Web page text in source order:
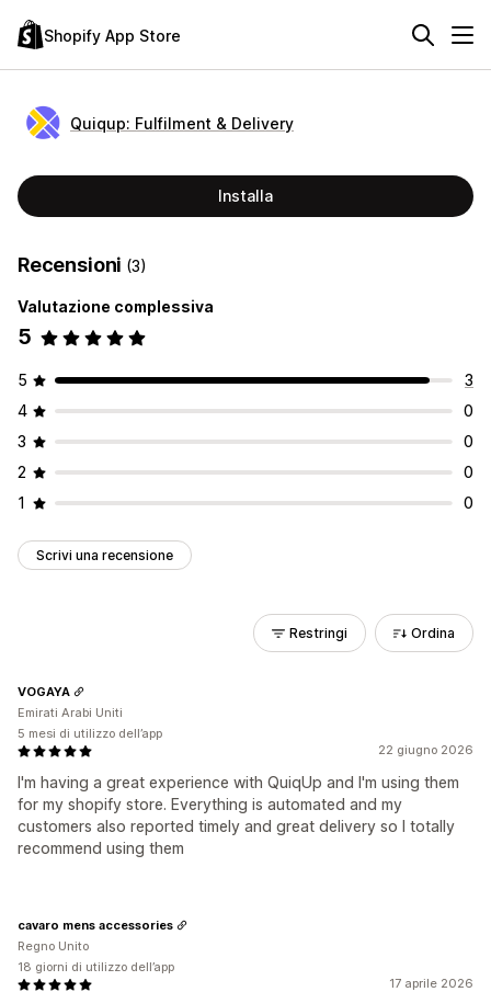
Shopify App Store
Quiqup: Fulfilment & Delivery
Installa
Recensioni (3)
Valutazione complessiva
5
5
3
4
0
3
0
2
0
1
0
Scrivi una recensione
Restringi Ordina
22 giugno 2026
I'm having a great experience with QuiqUp and I'm using them
for my shopify store. Everything is automated and my
customers also reported timely and great delivery so I totally
recommend using them
VOGAYA
Emirati Arabi Uniti
5 mesi di utilizzo dell’app
17 aprile 2026
cavaro mens accessories
Regno Unito
18 giorni di utilizzo dell’app